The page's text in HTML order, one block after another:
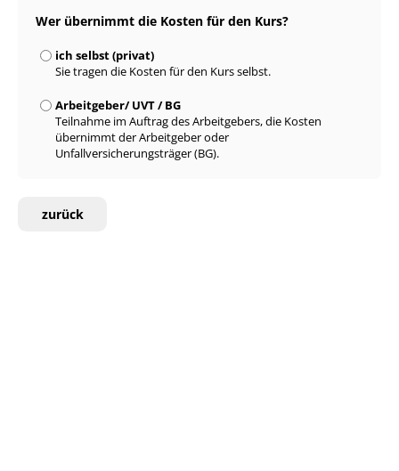
Wer übernimmt die Kosten für den Kurs?
ich selbst (privat)
Sie tragen die Kosten für den Kurs selbst.
Arbeitgeber/ UVT / BG
Teilnahme im Auftrag des Arbeitgebers, die Kosten
übernimmt der Arbeitgeber oder
Unfallversicherungsträger (BG).
zurück